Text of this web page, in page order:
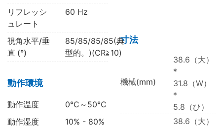
リフレッシ
ュレート
60 Hz
視角水平/垂
直 (°)
85/85/85/85(典
型的。)(CR≧10)
動作環境
動作温度
0℃～50℃
動作湿度
10% - 80%
寸法
機械(mm)
38.6（大）
*
31.8 （W）
*
5.8（ひ）
38.6（大）